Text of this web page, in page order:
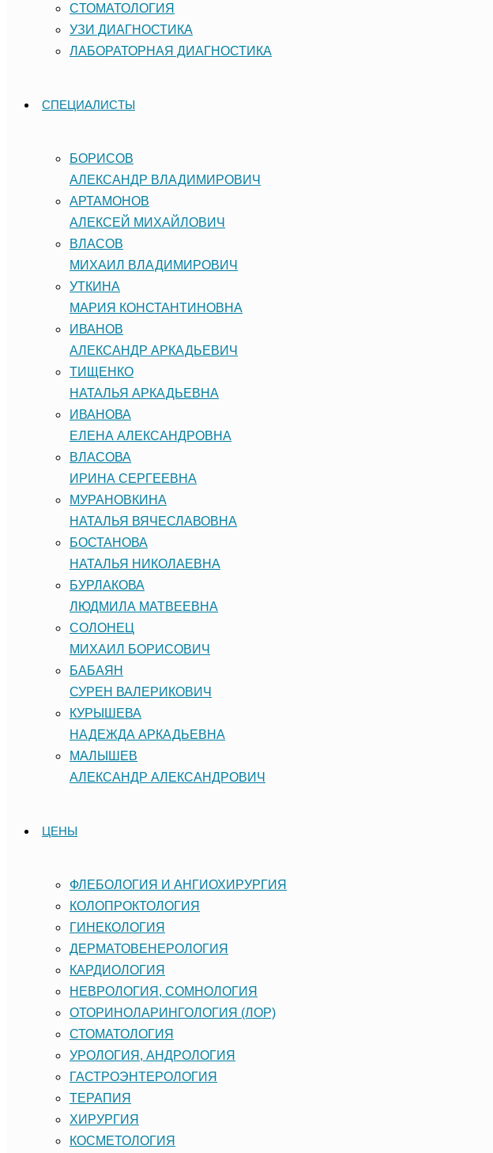
CТОМАТОЛОГИЯ
УЗИ ДИАГНОСТИКА
ЛАБОРАТОРНАЯ ДИАГНОСТИКА
СПЕЦИАЛИСТЫ
БОРИСОВ
АЛЕКСАНДР ВЛАДИМИРОВИЧ
АРТАМОНОВ
АЛЕКСЕЙ МИХАЙЛОВИЧ
ВЛАСОВ
МИХАИЛ ВЛАДИМИРОВИЧ
УТКИНА
МАРИЯ КОНСТАНТИНОВНА
ИВАНОВ
АЛЕКСАНДР АРКАДЬЕВИЧ
ТИЩЕНКО
НАТАЛЬЯ АРКАДЬЕВНА
ИВАНОВА
ЕЛЕНА АЛЕКСАНДРОВНА
ВЛАСОВА
ИРИНА СЕРГЕЕВНА
МУРАНОВКИНА
НАТАЛЬЯ ВЯЧЕСЛАВОВНА
БОСТАНОВА
НАТАЛЬЯ НИКОЛАЕВНА
БУРЛАКОВА
ЛЮДМИЛА МАТВЕЕВНА
СОЛОНЕЦ
МИХАИЛ БОРИСОВИЧ
БАБАЯН
СУРЕН ВАЛЕРИКОВИЧ
КУРЫШЕВА
НАДЕЖДА АРКАДЬЕВНА
МАЛЫШЕВ
АЛЕКСАНДР АЛЕКСАНДРОВИЧ
ЦЕНЫ
ФЛЕБОЛОГИЯ И АНГИОХИРУРГИЯ
КОЛОПРОКТОЛОГИЯ
ГИНЕКОЛОГИЯ
ДЕРМАТОВЕНЕРОЛОГИЯ
КАРДИОЛОГИЯ
НЕВРОЛОГИЯ, СОМНОЛОГИЯ
ОТОРИНОЛАРИНГОЛОГИЯ (ЛОР)
СТОМАТОЛОГИЯ
УРОЛОГИЯ, АНДРОЛОГИЯ
ГАСТРОЭНТЕРОЛОГИЯ
ТЕРАПИЯ
ХИРУРГИЯ
КОСМЕТОЛОГИЯ